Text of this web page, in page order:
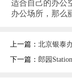
适合自己的办公
办公场所，那么
上一篇： 北京银泰
下一篇： 郎园